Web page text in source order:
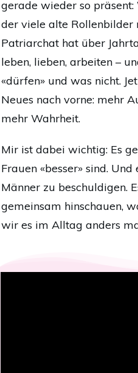
gerade wieder so
der viele alte Rollenbilder
Patriarchat hat über
leben, lieben, arbeiten –
«dürfen» und was nicht.
Neues nach vorne: mehr
mehr Wahrheit.
Mir ist dabei wichtig: Es
Frauen «besser» sind.
Männer zu beschuldigen.
gemeinsam hinschauen,
wir es im Alltag anders